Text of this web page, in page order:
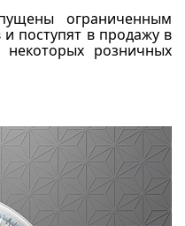
ограниченным
поступят в продажу в
розничных